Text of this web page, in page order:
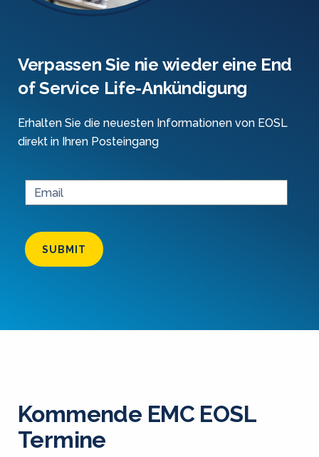
Verpassen Sie nie wieder eine End
of Service Life-Ankündigung
Erhalten Sie die neuesten Informationen von EOSL
direkt in Ihren Posteingang
SUBMIT
Kommende EMC EOSL
Termine